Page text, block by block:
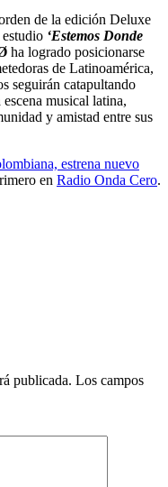
de la edición Deluxe
‘Estemos Donde
ha logrado posicionarse
de Latinoamérica,
seguirán catapultando
musical latina,
y amistad entre sus
estrena nuevo
en Radio Onda Cero.
publicada. Los campos